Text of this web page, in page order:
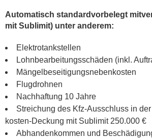
Automatisch standardvorbelegt
mit Sublimit) unter anderem:
Elektrotankstellen
Lohnbearbeitungsschäden (inkl.
Mängelbeseitigungsnebenkosten
Flugdrohnen
Nachhaftung 10 Jahre
Streichung des Kfz-Ausschluss in
kosten-Deckung mit Sublimit 250.000 €
Abhandenkommen und